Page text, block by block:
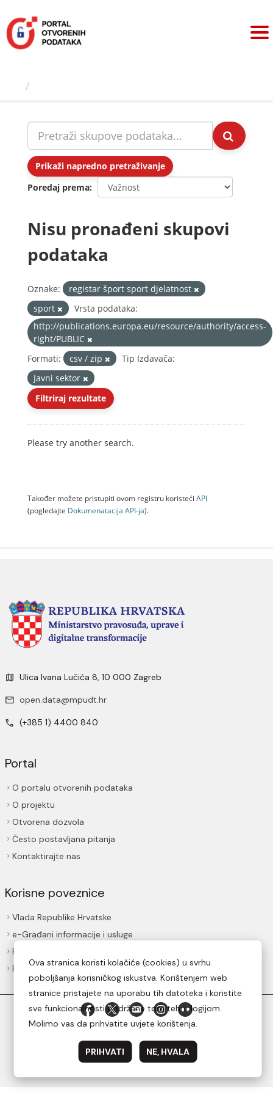
sadržaj
Prikaži napredno pretraživanje
Poredaj prema
Nisu pronađeni skupovi
podataka
Oznake:
registar šport sport djelatnost
sport
Vrsta podataka:
http://publications.europa.eu/resource/authority/access-
right/PUBLIC
Formati:
csv / zip
Tip Izdavača:
Javni sektor
Filtriraj rezultate
Please try another search.
Također možete pristupiti ovom registru koristeći API
(pogledajte Dokumenаtаcijа API-jа).